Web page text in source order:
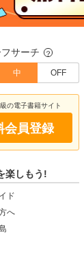
サーチ ？
中 OFF
の電子書籍サイト
会員登録
楽しもう!
ド
へ